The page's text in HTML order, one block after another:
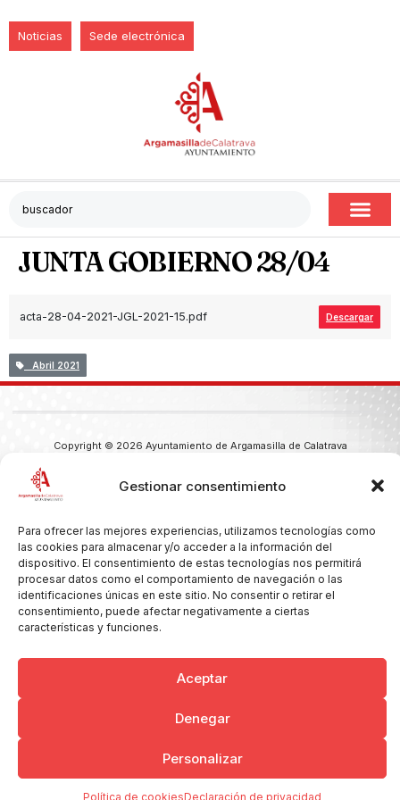
Gestionar consentimiento
Para ofrecer las mejores experiencias, utilizamos tecnologías como
las cookies para almacenar y/o acceder a la información del
dispositivo. El consentimiento de estas tecnologías nos permitirá
procesar datos como el comportamiento de navegación o las
identificaciones únicas en este sitio. No consentir o retirar el
consentimiento, puede afectar negativamente a ciertas
características y funciones.
Aceptar
Denegar
Personalizar
Política de cookiesDeclaración de privacidad
Noticias Sede electrónica
JUNTA GOBIERNO 28/04
acta-28-04-2021-JGL-2021-15.pdf Descargar
Abril 2021
Copyright © 2026 Ayuntamiento de Argamasilla de Calatrava